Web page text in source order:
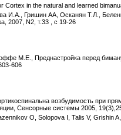
Cortex in the natural and learned
И.А., Гришин АА, Осканян Т.Л.,
2007, N2, т.33 , с 19-26
М.Е., Преднастройка перед
606
возбудимость при
Сенсорные системы 2005,
O, Solopova I, Talis V, Grishin